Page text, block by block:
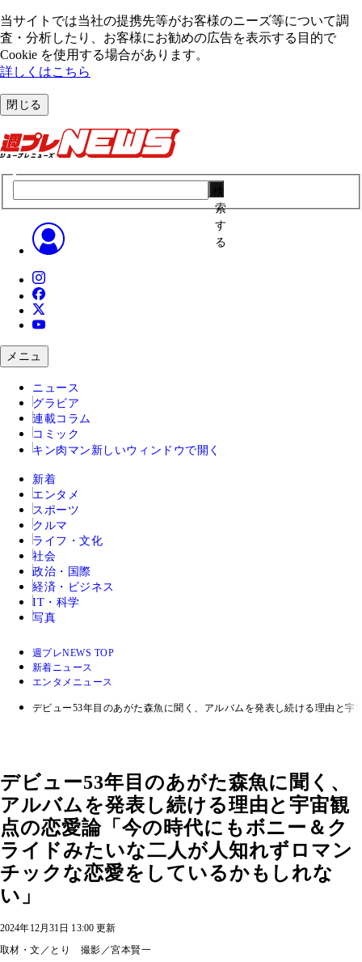
当サイトでは当社の提携先等がお客様のニーズ等について調
査・分析したり、お客様にお勧めの広告を表⽰する⽬的で
Cookie を使⽤する場合があります。
詳しくはこちら
閉じる
索
す
る
メニュ
ニュース
グラビア
連載コラム
コミック
キン肉マン 新しいウィンドウで開く
新着
エンタメ
スポーツ
クルマ
ライフ・文化
社会
政治・国際
経済・ビジネス
IT・科学
写真
週プレNEWS TOP
新着ニュース
エンタメニュース
デビュー53年目のあがた森魚に聞く、アルバムを発表し続ける理由と
デビュー53年目のあがた森魚に聞く、
アルバムを発表し続ける理由と宇宙観
点の恋愛論「今の時代にもボニー＆ク
ライドみたいな二人が人知れずロマン
チックな恋愛をしているかもしれな
い」
2024年12月31日 13:00 更新
取材・文／とり 撮影／宮本賢一